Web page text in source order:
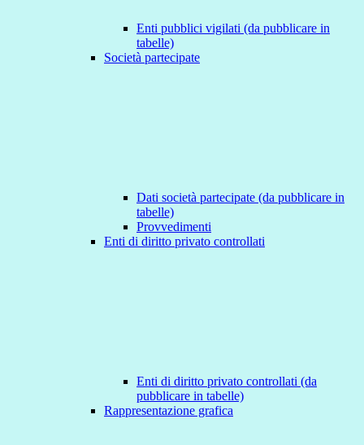
Enti pubblici vigilati (da pubblicare in
tabelle)
Società partecipate
Dati società partecipate (da pubblicare in
tabelle)
Provvedimenti
Enti di diritto privato controllati
Enti di diritto privato controllati (da
pubblicare in tabelle)
Rappresentazione grafica